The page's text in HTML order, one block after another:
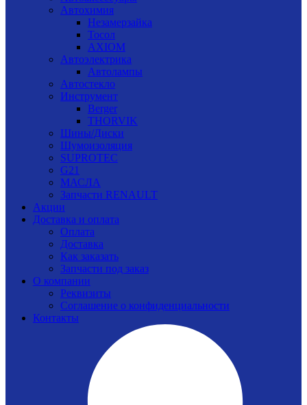
Автохимия
Незамерзайка
Тосол
AXIOM
Автоэлектрика
Автолампы
Автостекло
Инструмент
Berger
THORVIK
Шины/Диски
Шумоизоляция
SUPROTEC
G21
МАСЛА
Запчасти RENAULT
Акции
Доставка и оплата
Оплата
Доставка
Как заказать
Запчасти под заказ
О компании
Реквизиты
Соглашение о конфиденциальности
Контакты